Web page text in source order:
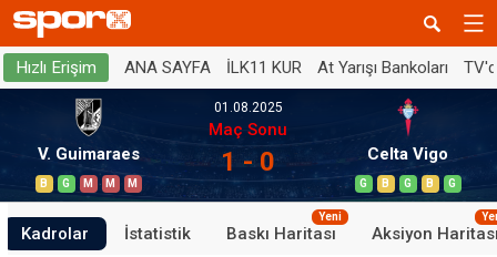
Hızlı Erişim ANA SAYFA İLK11 KUR At Yarışı Bankoları
V. Guimaraes
B G M M M
01.08.2025
Maç Sonu
1 - 0 Celta Vigo
G B G B G
Kadrolar İstatistik Baskı Haritası
Yeni
Aksiyon